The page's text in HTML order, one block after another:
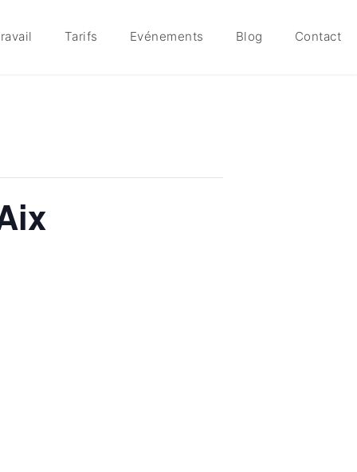
Tarifs Evénements Blog Contact